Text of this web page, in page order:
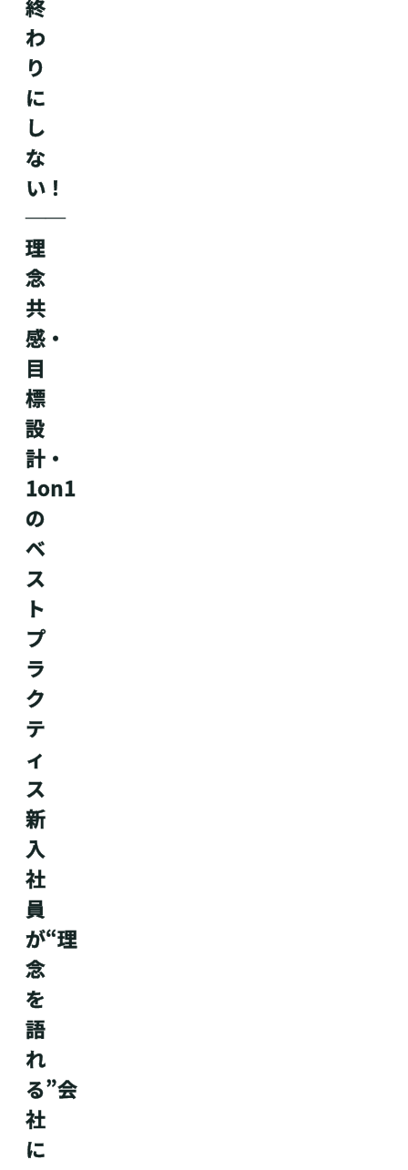
終
わ
り
に
し
な
い！
──
理
念
共
感・
目
標
設
計・
1on1
の
ベ
ス
ト
プ
ラ
ク
テ
ィ
ス
新
入
社
員
が“理
念
を
語
れ
る”会
社
に